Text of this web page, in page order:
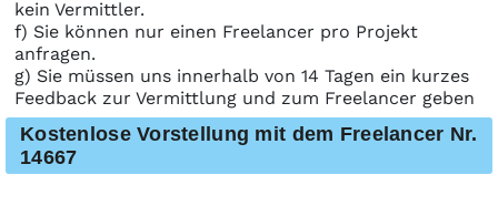
kein Vermittler.
f) Sie können nur einen Freelancer pro Projekt
anfragen.
g) Sie müssen uns innerhalb von 14 Tagen ein kurzes
Feedback zur Vermittlung und zum Freelancer geben
Kostenlose Vorstellung mit dem Freelancer Nr.
14667